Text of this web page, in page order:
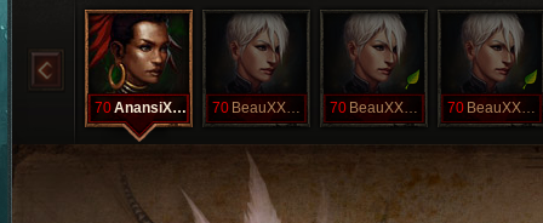
70 AnansiXXVIII 70 BeauXXXIV 70 BeauXXXIX 70 BeauXXXIX